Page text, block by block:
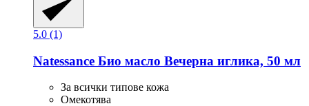
5.0 (1)
Natessance Био масло Вечерна иглика, 50 мл
За всички типове кожа
Омекотява